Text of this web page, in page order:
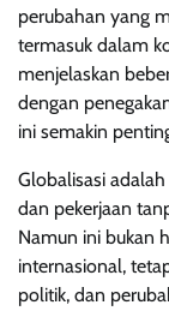
perubahan yang
termasuk dalam
menjelaskan
dengan
ini semakin
Globalisasi
dan pekerjaan
Namun ini bukan
internasional,
politik, dan